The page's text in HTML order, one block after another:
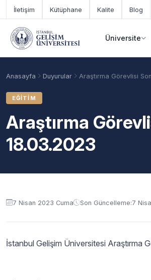
Ana içeriğe geç
İletişim Kütüphane Kalite Blog
Üniversite
Anasayfa Duyurular Araştırma Görevlisi
EĞITIM
Araştırma
18.03.2023
Duyuru içeriği
7 Nisan 2023 Cuma Son Güncelleme:7
İstanbul Gelişim Üniversitesi Araştırma